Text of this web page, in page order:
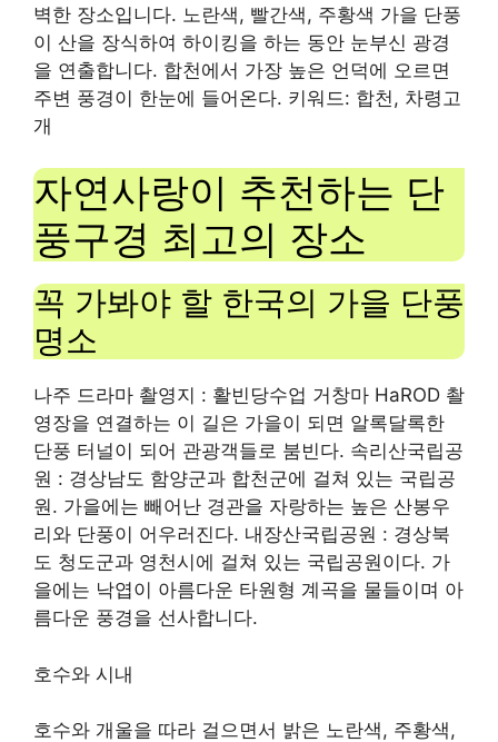
벽한 장소입니다. 노란색, 빨간색, 주황색 가을 단풍
이 산을 장식하여 하이킹을 하는 동안 눈부신 광경
을 연출합니다. 합천에서 가장 높은 언덕에 오르면
주변 풍경이 한눈에 들어온다. 키워드: 합천, 차령고
개
자연사랑이 추천하는 단
풍구경 최고의 장소
꼭 가봐야 할 한국의 가을 단풍
명소
나주 드라마 촬영지 : 활빈당수업 거창마 HaROD 촬
영장을 연결하는 이 길은 가을이 되면 알록달록한
단풍 터널이 되어 관광객들로 붐빈다. 속리산국립공
원 : 경상남도 함양군과 합천군에 걸쳐 있는 국립공
원. 가을에는 빼어난 경관을 자랑하는 높은 산봉우
리와 단풍이 어우러진다. 내장산국립공원 : 경상북
도 청도군과 영천시에 걸쳐 있는 국립공원이다. 가
을에는 낙엽이 아름다운 타원형 계곡을 물들이며 아
름다운 풍경을 선사합니다.
호수와 시내
호수와 개울을 따라 걸으면서 밝은 노란색, 주황색,